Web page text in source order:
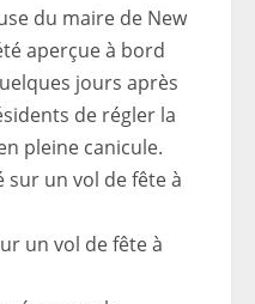
du maire de New
aperçue à bord
jours après
de régler la
pleine canicule.
un vol de fête à